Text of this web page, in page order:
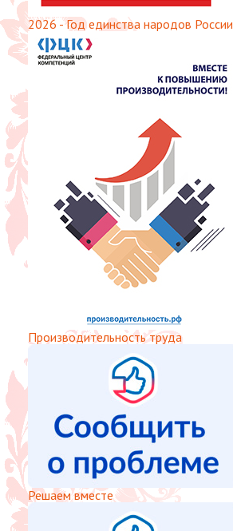
2026 - Год единства народов России
Производительность труда
Решаем вместе